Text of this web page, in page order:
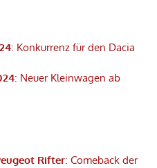
: Konkurrenz für den Dacia
: Neuer Kleinwagen ab
Rifter: Comeback der